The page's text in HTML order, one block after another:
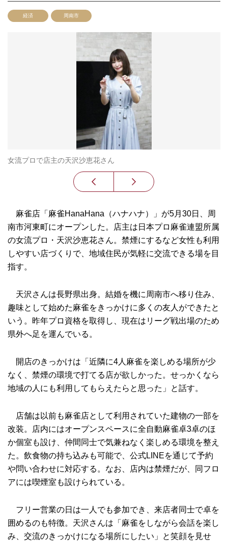
経済 周南市
女流プロで店主の天沢沙恵花さん
麻雀店「麻雀HanaHana（ハナハナ）」が5月30日、周
南市河東町にオープンした。店主は日本プロ麻雀連盟所属
の女流プロ・天沢沙恵花さん。禁煙にするなど女性も利用
しやすい店づくりで、地域住民が気軽に交流できる場を目
指す。
天沢さんは長野県出身。結婚を機に周南市へ移り住み、
趣味として始めた麻雀をきっかけに多くの友人ができたと
いう。昨年プロ資格を取得し、現在はリーグ戦出場のため
県外へ足を運んでいる。
開店のきっかけは「近隣に4人麻雀を楽しめる場所が少
なく、禁煙の環境で打てる店が欲しかった。せっかくなら
地域の人にも利用してもらえたらと思った」と話す。
店舗は以前も麻雀店として利用されていた建物の一部を
改装。店内にはオープンスペースに全自動麻雀卓3卓のほ
か個室も設け、仲間同士で気兼ねなく楽しめる環境を整え
た。飲食物の持ち込みも可能で、公式LINEを通じて予約
や問い合わせに対応する。なお、店内は禁煙だが、同フロ
アには喫煙室も設けられている。
フリー営業の日は一人でも参加でき、来店者同士で卓を
囲めるのも特徴。天沢さんは「麻雀をしながら会話を楽し
み、交流のきっかけになる場所にしたい」と笑顔を見せ